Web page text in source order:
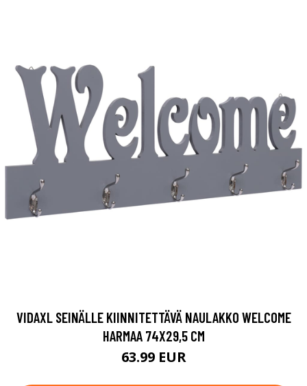
VIDAXL SEINÄLLE KIINNITETTÄVÄ NAULAKKO WELCOME
HARMAA 74X29,5 CM
63.99 EUR